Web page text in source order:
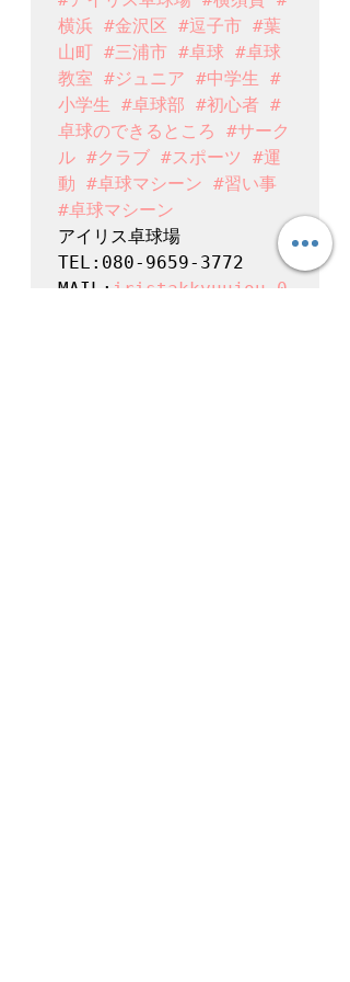
横浜 #金沢区 #逗子市 #葉
山町 #三浦市 #卓球 #卓球
教室 #ジュニア #中学生
#
小学生
#卓球部 #初心者 #
卓球のできるところ
#サーク
ル #クラブ #スポーツ
#運
動 #卓球マシーン #習い事
#卓球マシーン
アイリス卓球場
TEL:080-9659-3772
MAIL: iristakkyuujou.0